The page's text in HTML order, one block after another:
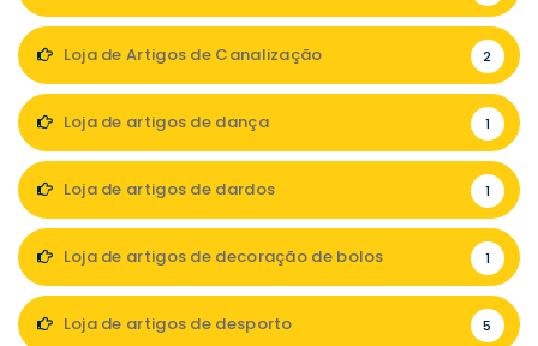
Loja de Artigos de Canalização 2
Loja de artigos de dança 1
Loja de artigos de dardos 1
Loja de artigos de decoração de bolos 1
Loja de artigos de desporto 5